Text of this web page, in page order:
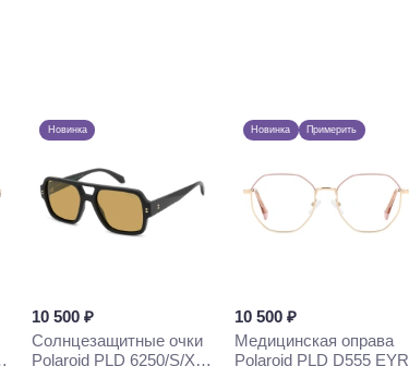
Новинка
10 500 ₽
Солнцезащитные очки
Polaroid PLD 6250/S/X
Новинка Примерить
10 500 ₽
Медицинская оправа
Polaroid PLD D555 EYR